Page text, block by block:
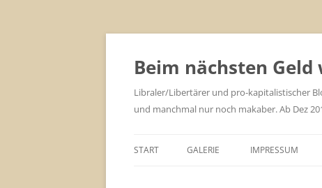
Zum
springen
Beim nächsten
Libraler/Libertärer und pro-kapitalistischer
und manchmal nur noch makaber. Ab Dez
START GALERIE IMPRESSUM